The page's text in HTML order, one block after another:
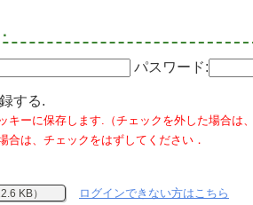
パスワード:
する.
キーに保存します.（チェックを外した場合は
合は、チェックをはずしてください．
KB）
ログインできない方はこちら